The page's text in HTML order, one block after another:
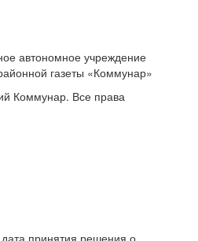
автономное учреждение
газеты «Коммунар»
Коммунар. Все права
принятия решения о